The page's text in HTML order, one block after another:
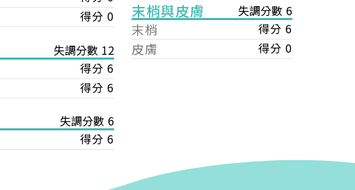
得分 0
失調分數 12
得分 6
得分 6
失調分數 6
得分 6
末梢與皮膚 失調分數 6
末梢 得分 6
皮膚 得分 0